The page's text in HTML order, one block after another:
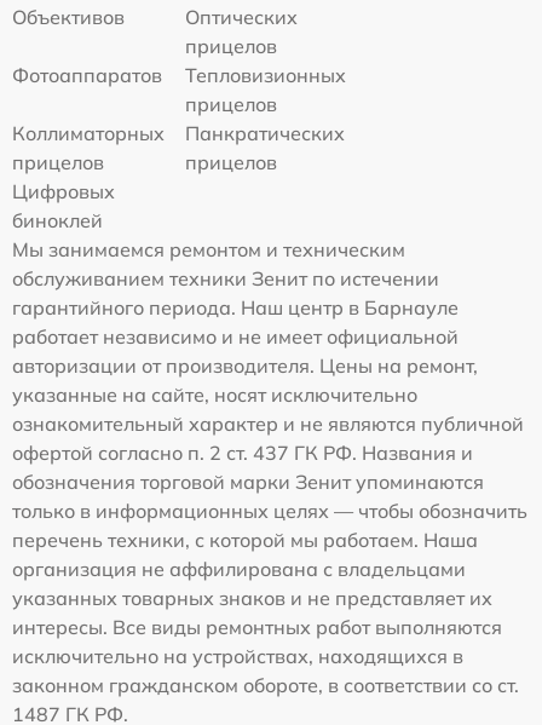
Объективов
Оптических
прицелов
Фотоаппаратов
Тепловизионных
прицелов
Коллиматорных
прицелов
Панкратических
прицелов
Цифровых
биноклей
Мы занимаемся ремонтом и техническим
обслуживанием техники Зенит по истечении
гарантийного периода. Наш центр в Барнауле
работает независимо и не имеет официальной
авторизации от производителя. Цены на ремонт,
указанные на сайте, носят исключительно
ознакомительный характер и не являются публичной
офертой согласно п. 2 ст. 437 ГК РФ. Названия и
обозначения торговой марки Зенит упоминаются
только в информационных целях — чтобы обозначить
перечень техники, с которой мы работаем. Наша
организация не аффилирована с владельцами
указанных товарных знаков и не представляет их
интересы. Все виды ремонтных работ выполняются
исключительно на устройствах, находящихся в
законном гражданском обороте, в соответствии со ст.
1487 ГК РФ.